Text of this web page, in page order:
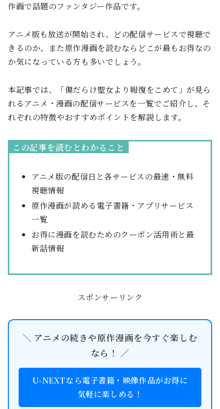
作画で話題のファンタジー作品です。
アニメ版も放送が開始され、どの配信サービスで視聴で
きるのか、また原作漫画を読むならどこが最もお得なの
か気になっている方も多いでしょう。
本記事では、「傷だらけ聖女より報復をこめて」が見ら
れるアニメ・漫画の配信サービスを一覧でご紹介し、そ
れぞれの特徴やおすすめポイントを解説します。
この記事を読むとわかること
アニメ版の配信日と各サービスの最速・無料
視聴情報
原作漫画が読める電子書籍・アプリサービス
一覧
お得に漫画を読むためのクーポン活用術と最
新話情報
スポンサーリンク
＼ アニメの続きや原作漫画を今すぐ楽しむ
なら！ ／
U-NEXTなら電子書籍・映像作品がお得に
気軽に楽しめる！